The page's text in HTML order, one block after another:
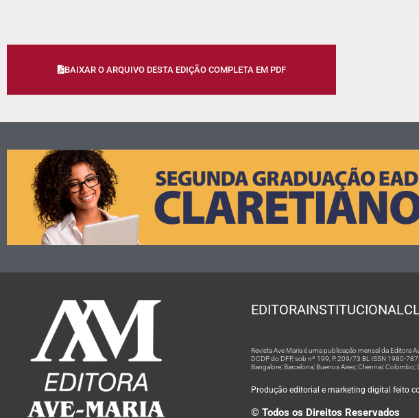
BAIXAR O ARQUIVO DESTA EDIÇÃO COMPLETA EM PDF
EDITORAINSTITUCIONAL
Revista Ave Maria é uma publicação mensal da Editora
DCDP do DFP, sob nº 199, P. 209/73 BL ISSN 1980-
Bangalore; Barcelona; Buenos Aires; Chennai; Colombo;
Produção editorial e marketing digital feito
© Todos os Direitos Reservados